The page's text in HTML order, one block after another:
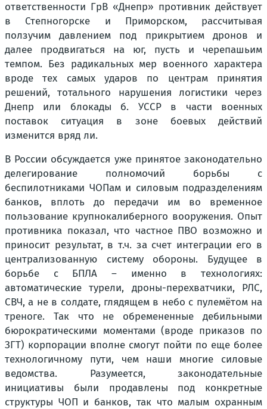
ответственности ГрВ «Днепр» противник действует
в Степногорске и Приморском, рассчитывая
ползучим давлением под прикрытием дронов и
далее продвигаться на юг, пусть и черепашьим
темпом. Без радикальных мер военного характера
вроде тех самых ударов по центрам принятия
решений, тотального нарушения логистики через
Днепр или блокады б. УССР в части военных
поставок ситуация в зоне боевых действий
изменится вряд ли.
В России обсуждается уже принятое законодательно
делегирование полномочий борьбы с
беспилотниками ЧОПам и силовым подразделениям
банков, вплоть до передачи им во временное
пользование крупнокалиберного вооружения. Опыт
противника показал, что частное ПВО возможно и
приносит результат, в т.ч. за счет интеграции его в
централизованную систему обороны. Будущее в
борьбе с БПЛА – именно в технологиях:
автоматические турели, дроны-перехватчики, РЛС,
СВЧ, а не в солдате, глядящем в небо с пулемётом на
треноге. Так что не обремененные дебильными
бюрократическими моментами (вроде приказов по
ЗГТ) корпорации вполне смогут пойти по еще более
технологичному пути, чем наши многие силовые
ведомства. Разумеется, законодательные
инициативы были продавлены под конкретные
структуры ЧОП и банков, так что малым охранным